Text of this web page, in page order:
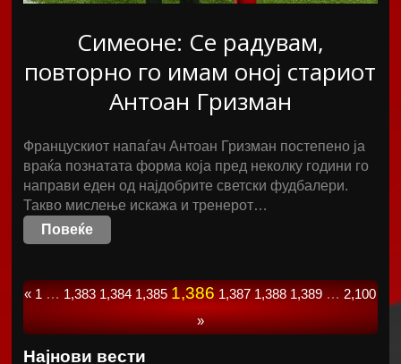
Симеоне: Се радувам,
повторно го имам оној стариот
Антоан Гризман
Францускиот напаѓач Антоан Гризман постепено ја
враќа познатата форма која пред неколку години го
направи еден од најдобрите светски фудбалери.
Такво мислење искажа и тренерот…
Повеќе
« 1 … 1,383 1,384 1,385 1,386 1,387 1,388 1,389 … 2,100
»
Најнови вести